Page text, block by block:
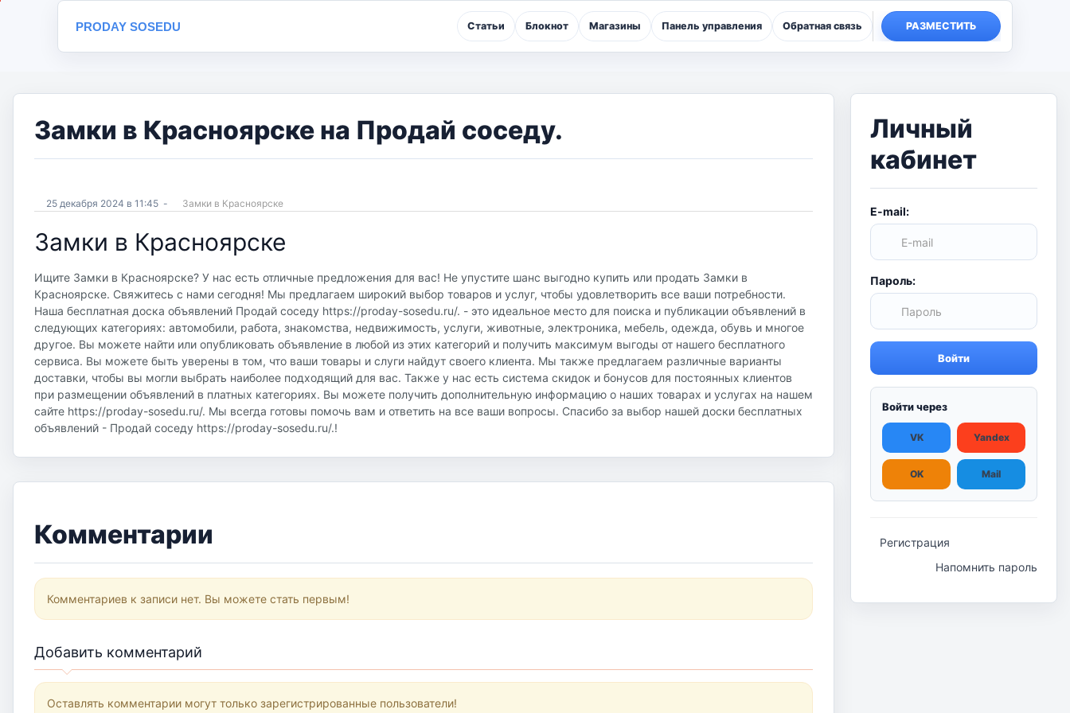
PRODAY SOSEDU Статьи Блокнот Магазины Панель управления Обратная связь РАЗМЕСТИТЬ
Замки в Красноярске на Продай соседу.
25 декабря 2024 в 11:45 - Замки в Красноярске
Замки в Красноярске
Ищите Замки в Красноярске? У нас есть отличные предложения для вас! Не упустите шанс выгодно купить или продать Замки в
Красноярске. Свяжитесь с нами сегодня! Мы предлагаем широкий выбор товаров и услуг, чтобы удовлетворить все ваши потребности.
Наша бесплатная доска объявлений Продай соседу https://proday-sosedu.ru/. - это идеальное место для поиска и публикации объявлений в
следующих категориях: автомобили, работа, знакомства, недвижимость, услуги, животные, электроника, мебель, одежда, обувь и многое
другое. Вы можете найти или опубликовать объявление в любой из этих категорий и получить максимум выгоды от нашего бесплатного
сервиса. Вы можете быть уверены в том, что ваши товары и слуги найдут своего клиента. Мы также предлагаем различные варианты
доставки, чтобы вы могли выбрать наиболее подходящий для вас. Также у нас есть система скидок и бонусов для постоянных клиентов
при размещении объявлений в платных категориях. Вы можете получить дополнительную информацию о наших товарах и услугах на нашем
сайте https://proday-sosedu.ru/. Мы всегда готовы помочь вам и ответить на все ваши вопросы. Спасибо за выбор нашей доски бесплатных
объявлений - Продай соседу https://proday-sosedu.ru/.!
Комментарии
Комментариев к записи нет. Вы можете стать первым!
Добавить комментарий
Оставлять комментарии могут только зарегистрированные пользователи!
Личный
кабинет
E-mail:
Пароль:
Войти
Войти через
VK Yandex
OK Mail
Регистрация
Напомнить пароль